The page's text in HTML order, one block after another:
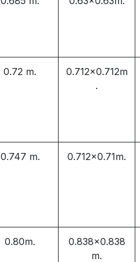
0.72 m.
0.712x0.712m
.
0.747 m. 0.712x0.71m.
0.80m.
0.838x0.838
m.